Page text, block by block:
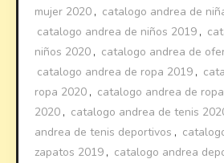
mujer 2020 , catalogo andrea de
catalogo andrea de niños 2019 ,
niños 2020 , catalogo andrea de
catalogo andrea de ropa 2019 ,
ropa 2020 , catalogo andrea de
2020 , catalogo andrea de tenis
andrea de tenis deportivos ,
zapatos 2019 , catalogo andrea